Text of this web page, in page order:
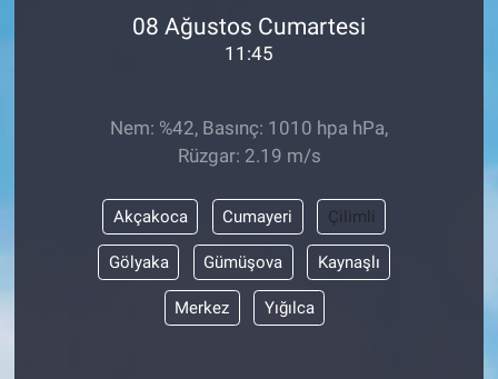
08 Ağustos Cumartesi
11:45
Nem: %42, Basınç: 1010 hpa hPa,
Rüzgar: 2.19 m/s
Akçakoca Cumayeri Çilimli
Gölyaka Gümüşova Kaynaşlı
Merkez Yığılca